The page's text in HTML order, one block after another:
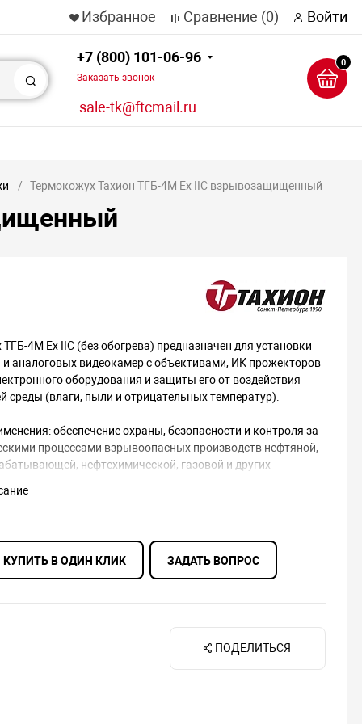
Избранное Сравнение (0) Войти
Поиск
+7 (800) 101-06-96
Заказать звонок
sale-tk@ftcmail.ru
0
Термокожух Тахион ТГБ-4М Ex IIC взрывозащищенный
4M Ex IIC (без обогрева) предназначен для установки
и аналоговых видеокамер с объективами, ИК прожекторов
оборудования и защиты его от воздействия
среды (влаги, пыли и отрицательных температур).
обеспечение охраны, безопасности и контроля за
процессами взрывоопасных производств нефтяной,
нефтехимической, газовой и других
наружные пространства и внутренние пространства
классификации по зональному принципу), где возможно
взрывоопасных газовых смесей подгрупп IIА, IIВ, IIC,
подгрупп IIIА, IIIВ, IIIC, температурных классов Т1-Т6 или
зоны класса В-I, В-Iа, В-Iб, В-Iг, согласно главе 7.3
ТГБ-4М Ех IIC (без обогрева) выполнен в виде
оболочки по ГОСТ 31610.0 (IEC 60079-0), ГОСТ
КУПИТЬ В ОДИН КЛИК ЗАДАТЬ ВОПРОС
ПОДЕЛИТЬСЯ